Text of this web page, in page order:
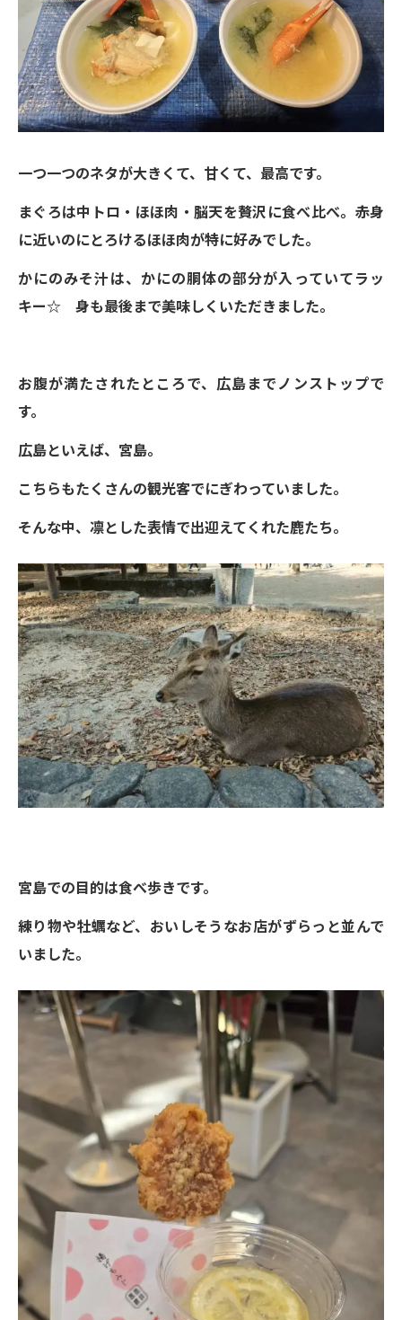
一つ一つのネタが大きくて、甘くて、最高です。
まぐろは中トロ・ほほ肉・脳天を贅沢に食べ比べ。赤身
に近いのにとろけるほほ肉が特に好みでした。
かにのみそ汁は、かにの胴体の部分が入っていてラッ
キー☆ 身も最後まで美味しくいただきました。
お腹が満たされたところで、広島までノンストップで
す。
広島といえば、宮島。
こちらもたくさんの観光客でにぎわっていました。
そんな中、凛とした表情で出迎えてくれた鹿たち。
宮島での目的は食べ歩きです。
練り物や牡蠣など、おいしそうなお店がずらっと並んで
いました。